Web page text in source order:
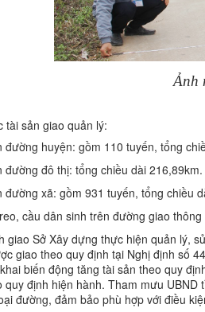
Ảnh
tài sản giao quản lý:
đường huyện: gồm 110 tuyến, tổng
đường đô thị: tổng chiều dài 216,89km.
đường xã: gồm 931 tuyến, tổng chiều
cầu dân sinh trên đường giao
giao Sở Xây dựng thực hiện quản lý,
giao theo quy định tại Nghị định số
biến động tăng tài sản theo quy
quy định hiện hành. Tham mưu
đường, đảm bảo phù hợp với điều